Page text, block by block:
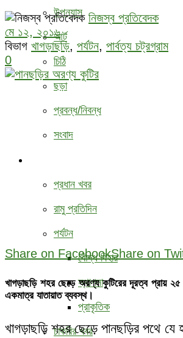
উপন্যাস
আর্ট
চিঠি
ছড়া
প্রবন্ধ/নিবন্ধ
সংবাদ
প্রধান খবর
রামু প্রতিদিন
পর্যটন
বৌদ্ধ ‍বিহার
স্থাপনা
প্রাকৃতিক
চাকরির খবর
নিজস্ব প্রতিবেদক
মে ১২, ২০১৬
বিভাগ খাগড়াছড়ি, পর্যটন, পার্বত্য চট্রগ্রাম
0
Share on FacebookShare on
খাগড়াছড়ি শহর ছেড়ে অরণ্য কুটিরের দূরত্ব প্রায়
একমাত্র যাতায়াত ব্যবস্থ।
খাগড়াছড়ি শহর ছেড়ে পানছড়ির পথে